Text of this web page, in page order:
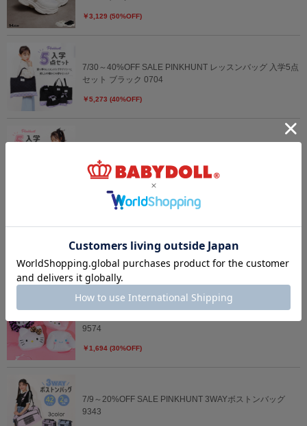
￥3,129 (50%OFF)
7/30～40%OFF SALE PINKHUNT レッスンバッグ 入学5点
セット ブラック 0704
￥5,273 (40%OFF)
セット ホワイト 0704
0259
￥3,850
9574
￥1,694 (30%OFF)
7/9～20%OFF SALE PINKHUNT 3WAYボストンバッグ
9343